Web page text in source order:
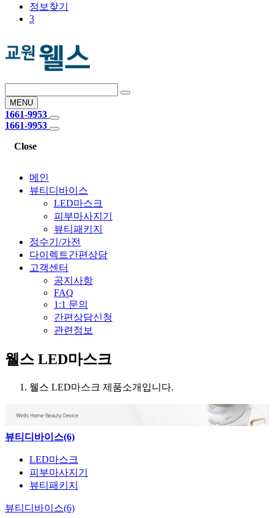
정보찾기
3
MENU
1661-9953
1661-9953
Close
메인
뷰티디바이스
LED마스크
피부마사지기
뷰티패키지
정수기/가전
다이렉트간편상담
고객센터
공지사항
FAQ
1:1 문의
간편상담신청
관련정보
웰스 LED마스크
웰스 LED마스크 제품소개입니다.
뷰티디바이스(6)
LED마스크
피부마사지기
뷰티패키지
뷰티디바이스(6)